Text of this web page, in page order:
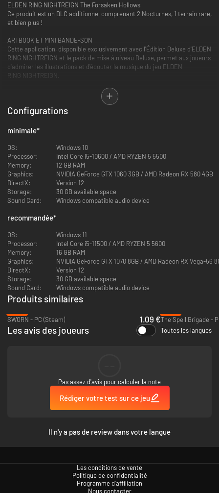
ELDEN RING NIGHTREIGN The Forsaken Hollows
Ce produit est un DLC additionnel comprenant 2 Nocturnes, 1 terrain rare,
et bien plus !
ARTBOOK ET MINI BANDE-SON
Cette application, disponible exclusivement avec l'Édition Deluxe d'ELDEN
RING NIGHTREIGN et le pack de mise à niveau Deluxe, permet aux joueurs
d'admirer les illustrations et d'écouter la musique du jeu ELDEN
RING NIGHTREIGN.
*ELDEN RING NIGHTREIGN The Forsaken Hollows sera disponible en
*Le pack de mise à niveau Deluxe ne sera disponible à l'achat que jusqu'à
*L'artbook et la mini bande-son numériques seront disponibles dès la
Configurations
minimale*
OS:
Windows 10
Processor:
Intel Core i5-10600 / AMD RYZEN 5 5500
Memory:
12 GB RAM
Graphics:
NVIDIA GeForce GTX 1060 3GB / AMD Radeon RX 580 4GB
DirectX:
Version 12
Storage:
30 GB available space
Sound Card:
Windows compatible audio device
recommandée*
OS:
Windows 11
Processor:
Intel Core i5-11500 / AMD RYZEN 5 5600
Memory:
16 GB RAM
Graphics:
NVIDIA GeForce GTX 1070 8GB / AMD Radeon RX Vega-56
DirectX:
Version 12
Storage:
30 GB available space
Sound Card:
Windows compatible audio device
Produits similaires
SWORN - PC (Steam)
1.09 €The Spell Brigade -
Les avis des joueurs Toutes les langues
Pas assez d'avis pour calculer la note
Rédiger votre test sur ce jeu
Il n'y a pas de review dans votre langue
Les conditions de vente
Politique de confidentialité
Programme d'affiliation
Nous contacter